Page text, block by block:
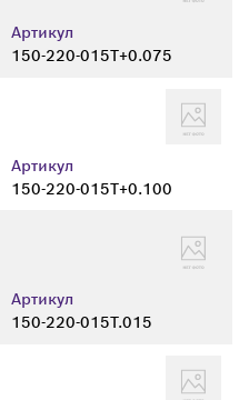
Артикул
150-220-015T+0.075
Артикул
150-220-015T+0.100
Артикул
150-220-015T.015